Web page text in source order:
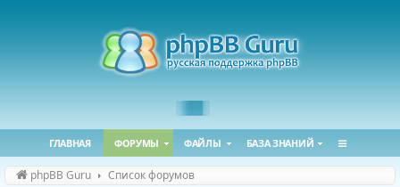
ГЛАВНАЯ ФОРУМЫ ФАЙЛЫ БАЗА ЗНАНИЙ
phpBB Guru Список форумов